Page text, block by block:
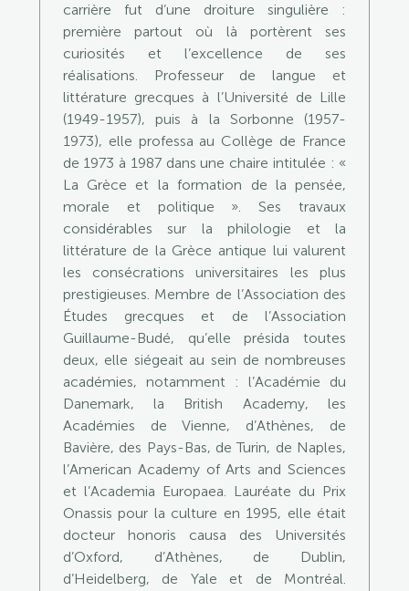
carrière fut d’une droiture singulière :
première partout où là portèrent ses
curiosités et l’excellence de ses
réalisations. Professeur de langue et
littérature grecques à l’Université de Lille
(1949-1957), puis à la Sorbonne (1957-
1973), elle professa au Collège de France
de 1973 à 1987 dans une chaire intitulée : «
La Grèce et la formation de la pensée,
morale et politique ». Ses travaux
considérables sur la philologie et la
littérature de la Grèce antique lui valurent
les consécrations universitaires les plus
prestigieuses. Membre de l’Association des
Études grecques et de l’Association
Guillaume-Budé, qu’elle présida toutes
deux, elle siégeait au sein de nombreuses
académies, notamment : l’Académie du
Danemark, la British Academy, les
Académies de Vienne, d’Athènes, de
Bavière, des Pays-Bas, de Turin, de Naples,
l’American Academy of Arts and Sciences
et l’Academia Europaea. Lauréate du Prix
Onassis pour la culture en 1995, elle était
docteur honoris causa des Universités
d’Oxford, d’Athènes, de Dublin,
d’Heidelberg, de Yale et de Montréal.